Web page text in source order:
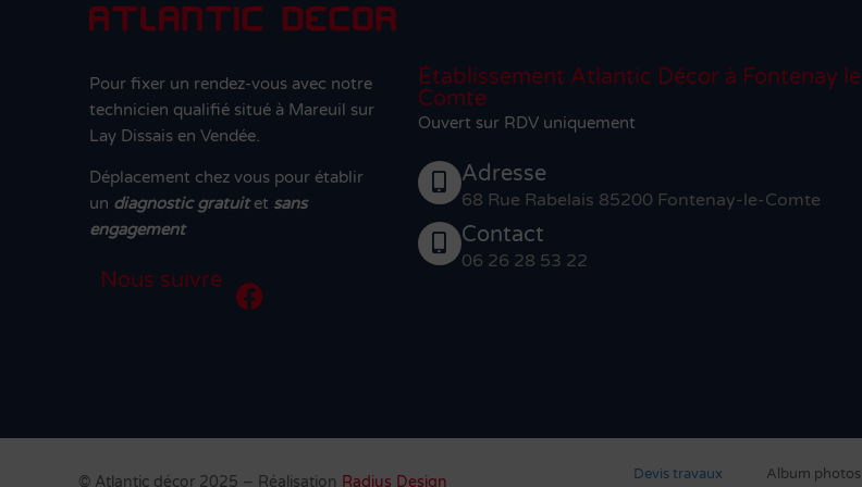
Pour fixer un rendez-vous avec notre
technicien qualifié situé à Mareuil sur
Lay Dissais en Vendée.
Déplacement chez vous pour établir
un diagnostic gratuitet sans
engagement
Nous suivre
Établissement Atlantic Décor à Fontenay le
Comte
Ouvert sur RDV uniquement
Adresse
68 Rue Rabelais 85200 Fontenay-le-Comte
Contact
06 26 28 53 22
© Atlantic décor 2025 – Réalisation Radius Design Devis travaux Album photos